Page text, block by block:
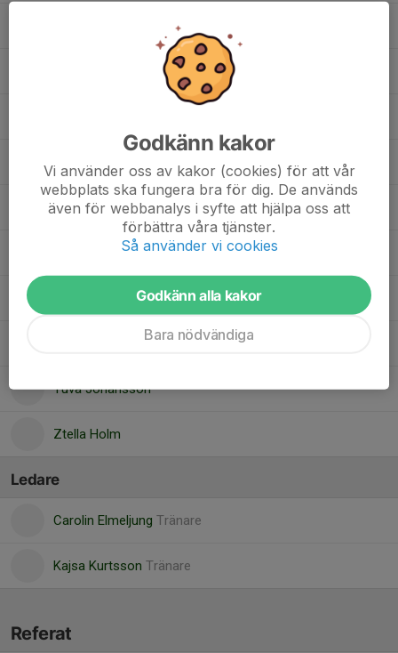
Leah Karlsson
Madicken Nilsson
Penny Tuvesson
Tuva Johansson
Ztella Holm
Ledare
Carolin Elmeljung Tränare
Kajsa Kurtsson Tränare
Referat
Godkänn kakor
Vi använder oss av kakor (cookies) för att vår
webbplats ska fungera bra för dig. De används
även för webbanalys i syfte att hjälpa oss att
förbättra våra tjänster.
Så använder vi cookies
Godkänn alla kakor
Bara nödvändiga